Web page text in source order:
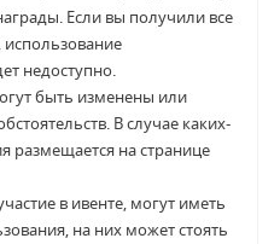
Если вы получили все
использование
недоступно.
быть изменены или
В случае каких-
на странице
в ивенте, могут иметь
на них может стоять